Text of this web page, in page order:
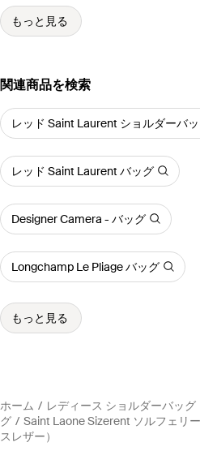
もっと見る
関連商品を検索
レッド Saint Laurent ショルダーバ
レッド Saint Laurent バッグ
Designer Camera - バッグ
Longchamp Le Pliage バッグ
もっと見る
ホーム レディース ショルダーバッグ
グ
Saint Laone Sizerent ソルフェリ
スレザー）